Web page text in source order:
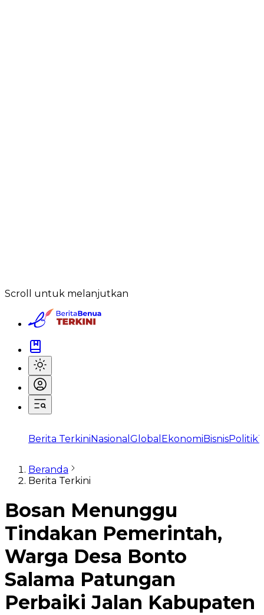
Scroll untuk melanjutkan
Berita TerkiniNasional Global EkonomiBisnisPolitik
Beranda
Berita Terkini
Bosan Menunggu
Tindakan Pemerintah,
Warga Desa Bonto
Salama Patungan
Perbaiki Jalan Kabupaten